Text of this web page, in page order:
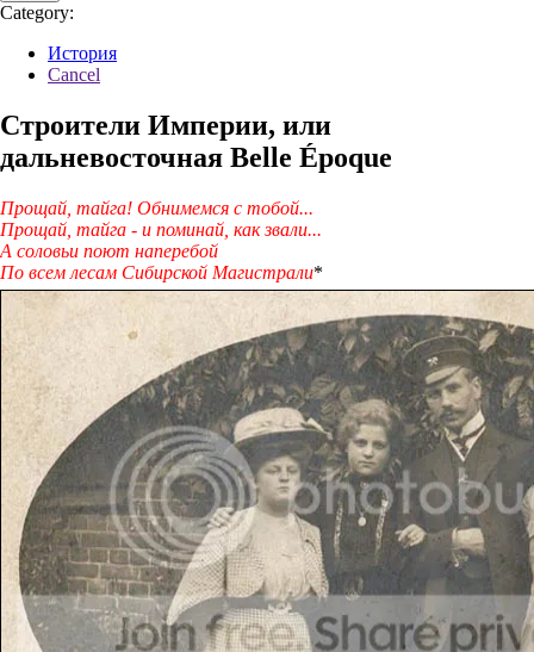
Category:
История
Cancel
Строители Империи, или
дальневосточная Belle Époque
Прощай, тайга! Обнимемся с тобой...
Прощай, тайга - и поминай, как звали...
А соловьи поют наперебой
По всем лесам Сибирской Магистрали*